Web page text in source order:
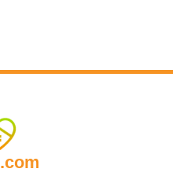
.com